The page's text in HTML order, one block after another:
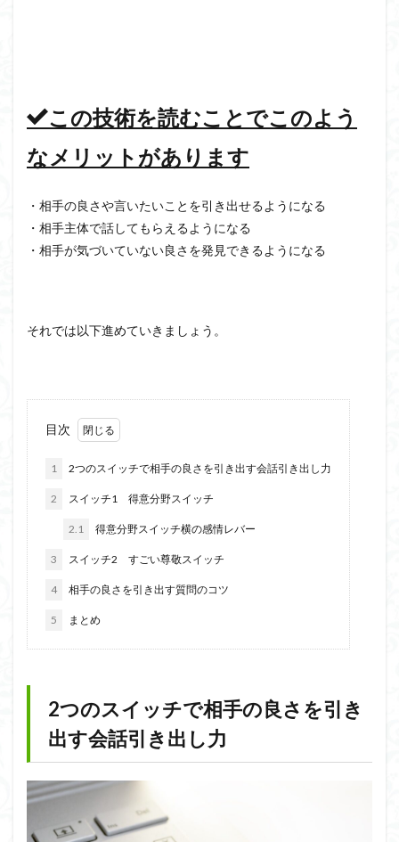
この技術を読むことでこのよう
なメリットがあります
・相手の良さや言いたいことを引き出せるようになる
・相手主体で話してもらえるようになる
・相手が気づいていない良さを発見できるようになる
それでは以下進めていきましょう。
目次
1 2つのスイッチで相手の良さを引き出す会話引き出し力
2 スイッチ1 得意分野スイッチ
2.1 得意分野スイッチ横の感情レバー
3 スイッチ2 すごい尊敬スイッチ
4 相手の良さを引き出す質問のコツ
5 まとめ
2つのスイッチで相手の良さを引き
出す会話引き出し力